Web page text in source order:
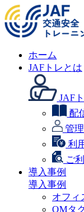
ホーム
JAFトレとは
JAF
配
管
利
ご
導入事例
導入事例
オフィ
OMタ